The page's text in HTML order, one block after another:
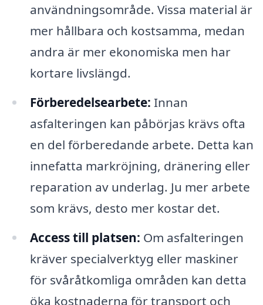
användningsområde. Vissa material är
mer hållbara och kostsamma, medan
andra är mer ekonomiska men har
kortare livslängd.
Förberedelsearbete: Innan
asfalteringen kan påbörjas krävs ofta
en del förberedande arbete. Detta kan
innefatta markröjning, dränering eller
reparation av underlag. Ju mer arbete
som krävs, desto mer kostar det.
Access till platsen: Om asfalteringen
kräver specialverktyg eller maskiner
för svåråtkomliga områden kan detta
öka kostnaderna för transport och